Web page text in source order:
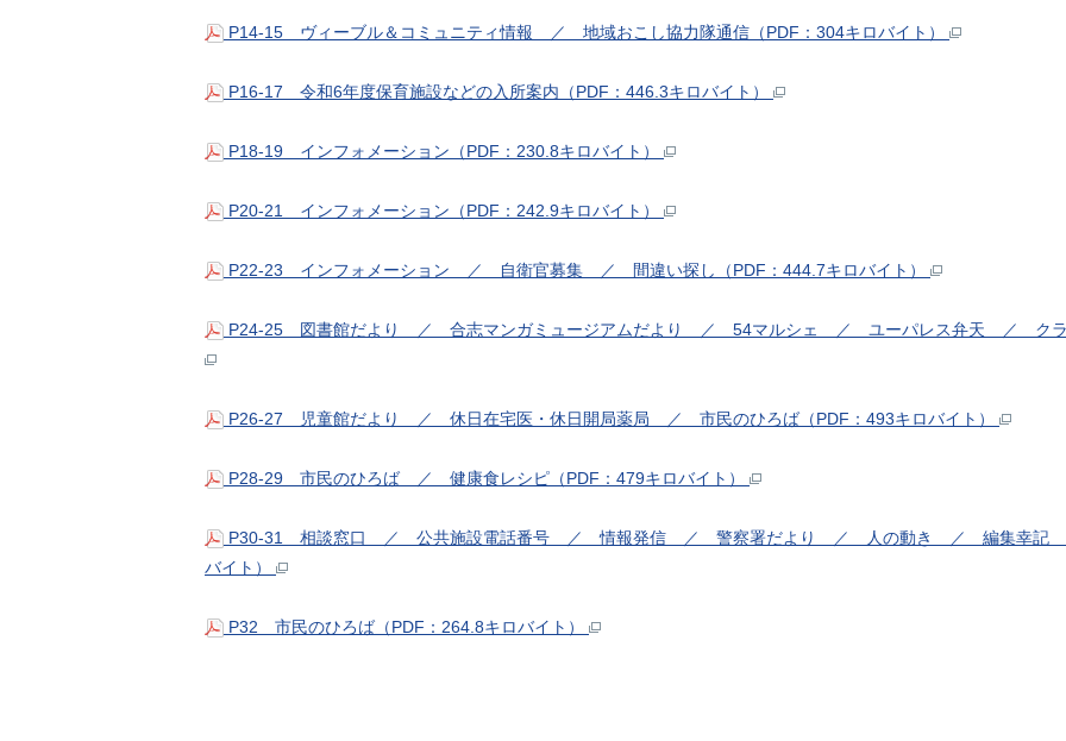
P14-15 ヴィーブル＆コミュニティ情報 ／ 地域おこし協力隊通信（PDF：304キロバイト）
P16-17 令和6年度保育施設などの入所案内（PDF：446.3キロバイト）
P18-19 インフォメーション（PDF：230.8キロバイト）
P20-21 インフォメーション（PDF：242.9キロバイト）
P22-23 インフォメーション ／ 自衛官募集 ／ 間違い探し（PDF：444.7キロバイト）
P24-25 図書館だより ／ 合志マンガミュージアムだより ／ 54マルシェ ／ ユーパレス弁天 ／ クラッ
P26-27 児童館だより ／ 休日在宅医・休日開局薬局 ／ 市民のひろば（PDF：493キロバイト）
P28-29 市民のひろば ／ 健康食レシピ（PDF：479キロバイト）
P30-31 相談窓口 ／ 公共施設電話番号 ／ 情報発信 ／ 警察署だより ／ 人の動き ／ 編集幸記 ／
バイト）
P32 市民のひろば（PDF：264.8キロバイト）